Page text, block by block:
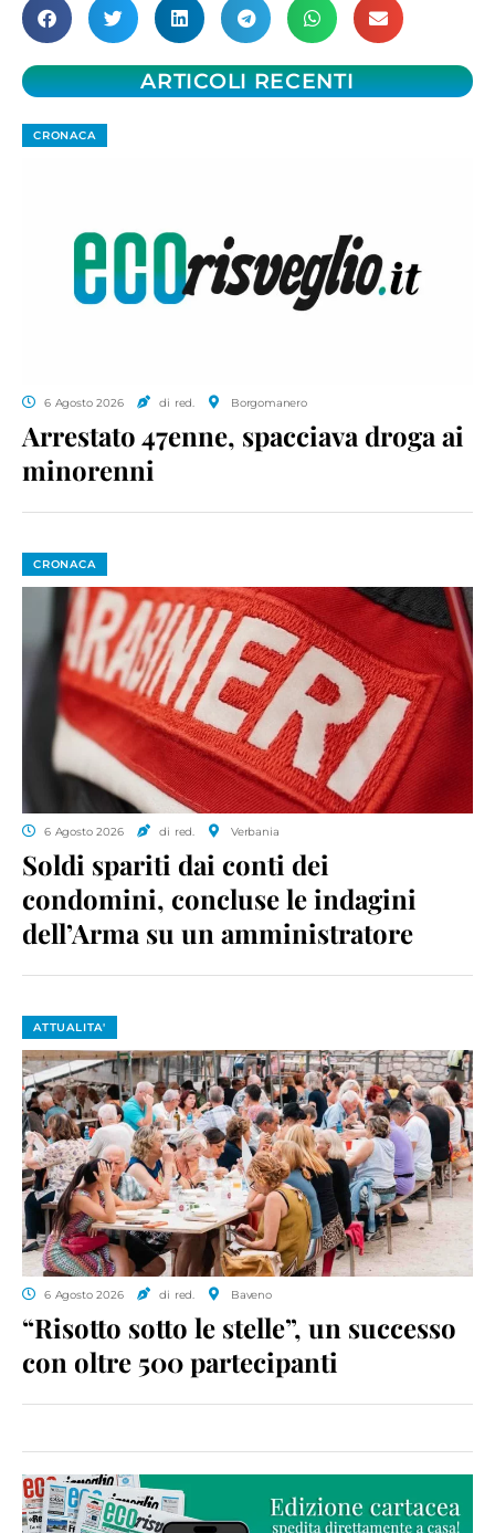
ARTICOLI RECENTI
CRONACA
6 Agosto 2026 di red. Borgomanero
Arrestato 47enne, spacciava droga ai
minorenni
CRONACA
6 Agosto 2026 di red. Verbania
Soldi spariti dai conti dei
condomini, concluse le indagini
dell’Arma su un amministratore
ATTUALITA'
6 Agosto 2026 di red. Baveno
“Risotto sotto le stelle”, un successo
con oltre 500 partecipanti